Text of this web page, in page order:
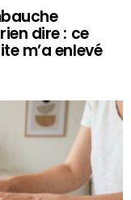
dire : ce
m’a enlevé